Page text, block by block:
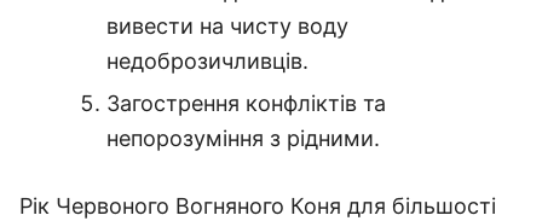
вивести на чисту воду
недоброзичливців.
Загострення конфліктів та
непорозуміння з рідними.
Рік Червоного Вогняного Коня для більшості